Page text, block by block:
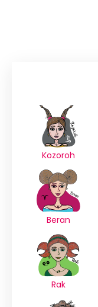
Kozoroh
Beran
Rak